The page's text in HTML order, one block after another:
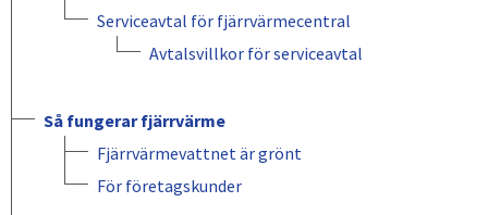
Serviceavtal för fjärrvärmecentral
Avtalsvillkor för serviceavtal
Så fungerar fjärrvärme
Fjärrvärmevattnet är grönt
För företagskunder